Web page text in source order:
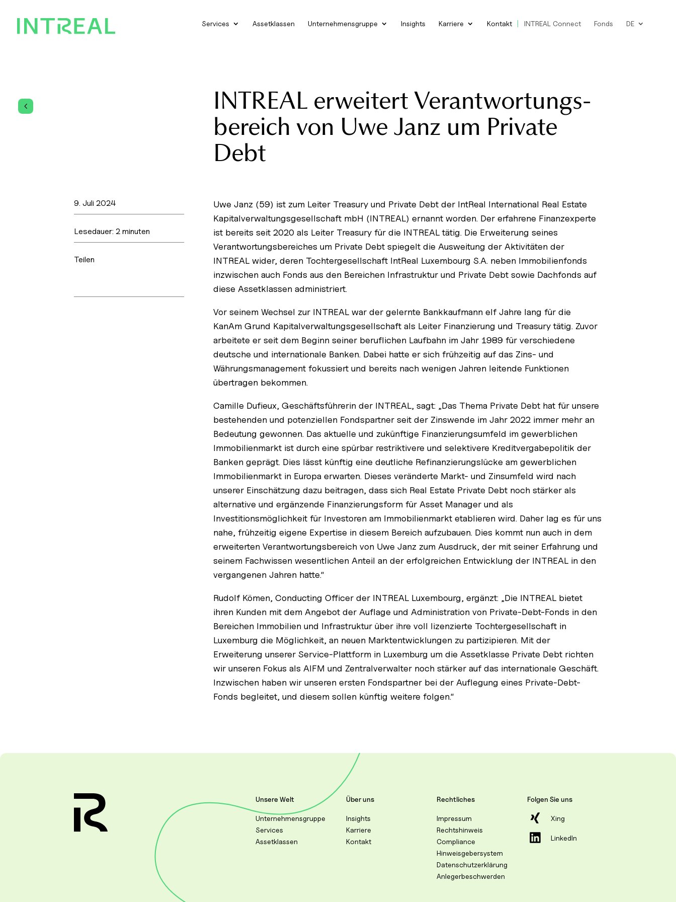
Services Assetklassen Unternehmensgruppe Insights Karriere Kontakt INTREAL Connect Fonds DE
4 INTREAL erweitert Verantwortungs­
bereich von Uwe Janz um Private
Debt
9. Juli 2024
Lesedauer: 2 minuten
Teilen
Uwe Janz (59) ist zum Leiter Treasury und Private Debt der IntReal International Real Estate
Kapitalverwaltungsgesellschaft mbH (INTREAL) ernannt worden. Der erfahrene Finanzexperte
ist bereits seit 2020 als Leiter Treasury für die INTREAL tätig. Die Erweiterung seines
Verantwortungsbereiches um Private Debt spiegelt die Ausweitung der Aktivitäten der
INTREAL wider, deren Tochtergesellschaft IntReal Luxembourg S.A. neben Immobilienfonds
inzwischen auch Fonds aus den Bereichen Infrastruktur und Private Debt sowie Dachfonds auf
diese Assetklassen administriert.
Vor seinem Wechsel zur INTREAL war der gelernte Bankkaufmann elf Jahre lang für die
KanAm Grund Kapitalverwaltungsgesellschaft als Leiter Finanzierung und Treasury tätig. Zuvor
arbeitete er seit dem Beginn seiner beruflichen Laufbahn im Jahr 1989 für verschiedene
deutsche und internationale Banken. Dabei hatte er sich frühzeitig auf das Zins- und
Währungsmanagement fokussiert und bereits nach wenigen Jahren leitende Funktionen
übertragen bekommen.
Camille Dufieux, Geschäftsführerin der INTREAL, sagt: „Das Thema Private Debt hat für unsere
bestehenden und potenziellen Fondspartner seit der Zinswende im Jahr 2022 immer mehr an
Bedeutung gewonnen. Das aktuelle und zukünftige Finanzierungsumfeld im gewerblichen
Immobilienmarkt ist durch eine spürbar restriktivere und selektivere Kreditvergabepolitik der
Banken geprägt. Dies lässt künftig eine deutliche Refinanzierungslücke am gewerblichen
Immobilienmarkt in Europa erwarten. Dieses veränderte Markt- und Zinsumfeld wird nach
unserer Einschätzung dazu beitragen, dass sich Real Estate Private Debt noch stärker als
alternative und ergänzende Finanzierungsform für Asset Manager und als
Investitionsmöglichkeit für Investoren am Immobilienmarkt etablieren wird. Daher lag es für uns
nahe, frühzeitig eigene Expertise in diesem Bereich aufzubauen. Dies kommt nun auch in dem
erweiterten Verantwortungsbereich von Uwe Janz zum Ausdruck, der mit seiner Erfahrung und
seinem Fachwissen wesentlichen Anteil an der erfolgreichen Entwicklung der INTREAL in den
vergangenen Jahren hatte.“
Rudolf Kömen, Conducting Officer der INTREAL Luxembourg, ergänzt: „Die INTREAL bietet
ihren Kunden mit dem Angebot der Auflage und Administration von Private-Debt-Fonds in den
Bereichen Immobilien und Infrastruktur über ihre voll lizenzierte Tochtergesellschaft in
Luxemburg die Möglichkeit, an neuen Marktentwicklungen zu partizipieren. Mit der
Erweiterung unserer Service-Plattform in Luxemburg um die Assetklasse Private Debt richten
wir unseren Fokus als AIFM und Zentralverwalter noch stärker auf das internationale Geschäft.
Inzwischen haben wir unseren ersten Fondspartner bei der Auflegung eines Private-Debt-
Fonds begleitet, und diesem sollen künftig weitere folgen.“
Unsere Welt
Unternehmensgruppe
Services
Assetklassen
Über uns
Insights
Karriere
Kontakt
Rechtliches
Impressum
Rechtshinweis
Compliance
Hinweisgebersystem
Datenschutzerklärung
Anlegerbeschwerden
Folgen Sie uns
Xing
LinkedIn